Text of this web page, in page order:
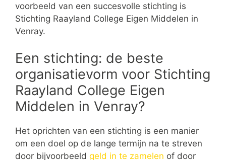
voorbeeld van een succesvolle stichting is
Stichting Raayland College Eigen Middelen in
Venray.
Een stichting: de beste
organisatievorm voor Stichting
Raayland College Eigen
Middelen in Venray?
Het oprichten van een stichting is een manier
om een doel op de lange termijn na te streven
door bijvoorbeeld geld in te zamelen of door